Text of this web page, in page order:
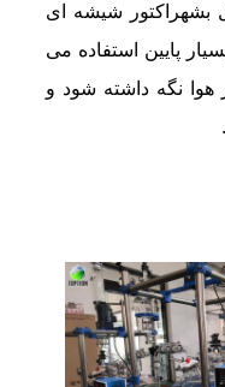
راکتور شیشه ای
پایین استفاده می
هوا نگه داشته شود و